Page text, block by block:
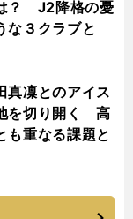
？ J2降格の憂
な３クラブと
真凜とのアイス
を切り開く 高
も重なる課題と